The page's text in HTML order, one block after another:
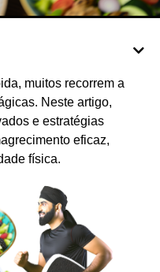
muitos recorrem a
Neste artigo,
e estratégias
eficaz,
física.